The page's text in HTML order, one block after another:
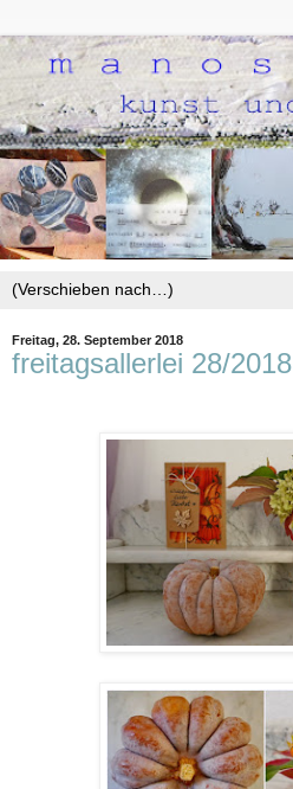
Freitag, 28. September 2018
freitagsallerlei 28/2018